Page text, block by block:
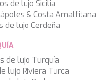
de lujo Sicilia
& Costa Amalfitana
de lujo Cerdeña
de lujo Turquía
lujo Riviera Turca